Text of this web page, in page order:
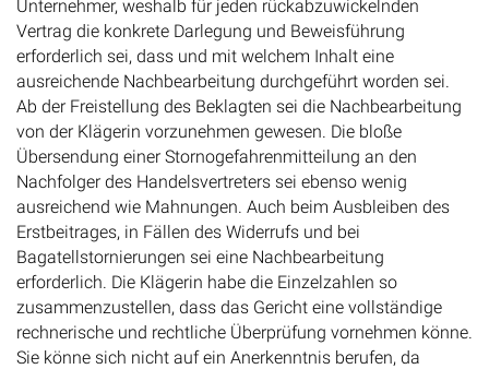
Unternehmer, weshalb für jeden rückabzuwickelnden
Vertrag die konkrete Darlegung und Beweisführung
erforderlich sei, dass und mit welchem Inhalt eine
ausreichende Nachbearbeitung durchgeführt worden sei.
Ab der Freistellung des Beklagten sei die Nachbearbeitung
von der Klägerin vorzunehmen gewesen. Die bloße
Übersendung einer Stornogefahrenmitteilung an den
Nachfolger des Handelsvertreters sei ebenso wenig
ausreichend wie Mahnungen. Auch beim Ausbleiben des
Erstbeitrages, in Fällen des Widerrufs und bei
Bagatellstornierungen sei eine Nachbearbeitung
erforderlich. Die Klägerin habe die Einzelzahlen so
zusammenzustellen, dass das Gericht eine vollständige
rechnerische und rechtliche Überprüfung vornehmen könne.
Sie könne sich nicht auf ein Anerkenntnis berufen, da